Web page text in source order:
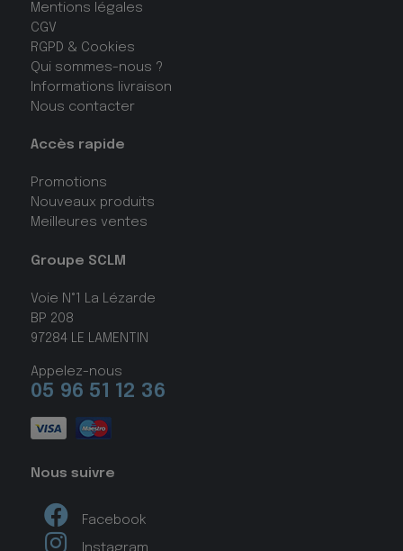
Mentions légales
CGV
RGPD & Cookies
Qui sommes-nous ?
Informations livraison
Nous contacter
Accès rapide
Promotions
Nouveaux produits
Meilleures ventes
Groupe SCLM
Voie N°1 La Lézarde
BP 208
97284 LE LAMENTIN
Appelez-nous
05 96 51 12 36
Nous suivre
Facebook
Instagram